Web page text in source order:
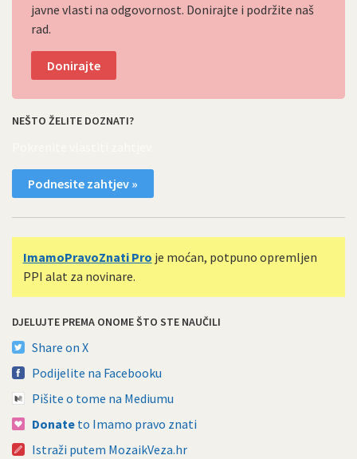
javne vlasti na odgovornost. Donirajte i podržite naš
rad.
Donirajte
NEŠTO ŽELITE DOZNATI?
Podnesite zahtjev »
ImamoPravoZnati Pro je moćan, potpuno opremljen
PPI alat za novinare.
DJELUJTE PREMA ONOME ŠTO STE NAUČILI
Share on X
Podijelite na Facebooku
Pišite o tome na Mediumu
Donate to Imamo pravo znati
Istraži putem MozaikVeza.hr